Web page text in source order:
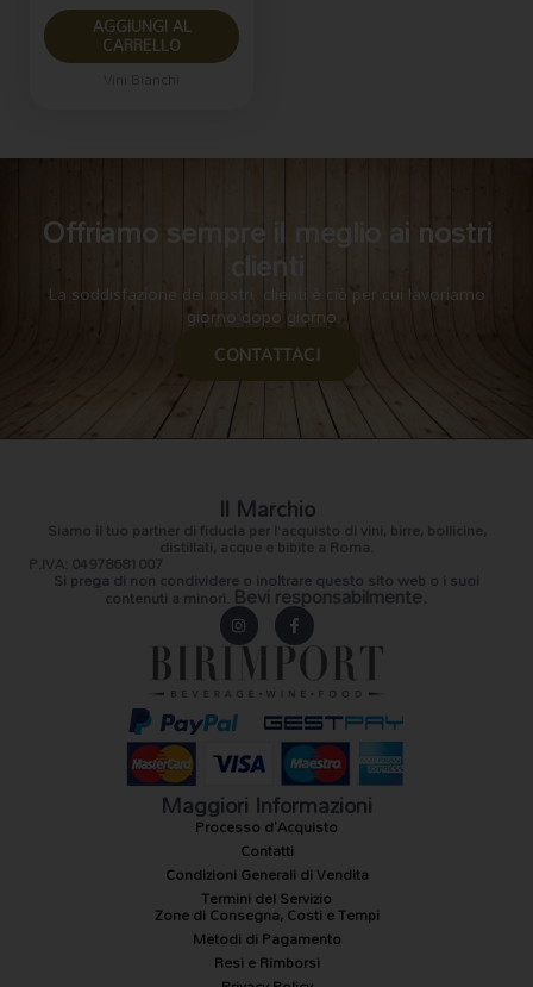
AGGIUNGI AL
CARRELLO
Offriamo sempre il meglio ai nostri
clienti
La soddisfazione dei nostri clienti è ciò per cui lavoriamo
giorno dopo giorno.
CONTATTACI
Il Marchio
Si prega di non condividere o inoltrare questo sito web o i suoi
contenuti a minori. Bevi responsabilmente.
In
s
t
g
r
a
F
a
c
eb
o
o
k
-f
Maggiori Informazioni
Processo d'Acquisto
Contatti
Condizioni Generali di Vendita
Termini del Servizio
Zone di Consegna, Costi e Tempi
Metodi di Pagamento
Resi e Rimborsi